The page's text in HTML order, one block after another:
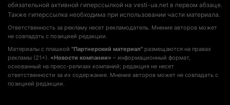
обязательной активной гиперссылкой на vesti-ua.net в первом абзаце.
Также гиперссылка необходима при использовании части материала.
Ответственность за рекламу несет рекламодатель. Мнение авторов может
не совпадать с позицией редакции.
Материалы с плашкой "Партнерский материал" размещаются на правах
рекламы (21+). «Новости компании» – информационный формат,
основанный на пресс-релизах компаний; редакция не несет
ответственности за их содержание. Мнение авторов может не совпадать с
позицией редакции.